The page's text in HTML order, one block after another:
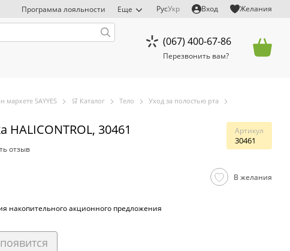
Программа лояльности Еще РусУкр Вход Желания
(067) 400-67-86
Перезвонить вам?
SAYYES 🛒 Каталог Тело
Уход за полостью рта
HALICONTROL, 30461 Артикул
30461
отзыв
В желания
накопительного акционного предложения